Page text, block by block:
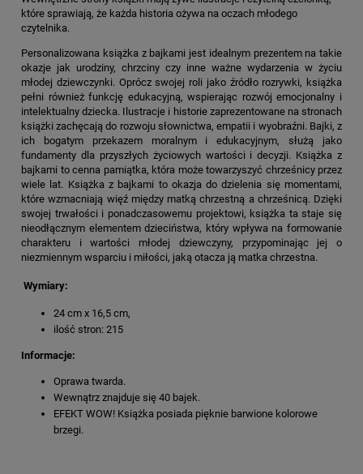
które sprawiają, że każda historia ożywa na oczach młodego
czytelnika.
Personalizowana książka z bajkami jest idealnym prezentem na takie
okazje jak urodziny, chrzciny czy inne ważne wydarzenia w życiu
młodej dziewczynki. Oprócz swojej roli jako źródło rozrywki, książka
pełni również funkcję edukacyjną, wspierając rozwój emocjonalny i
intelektualny dziecka. Ilustracje i historie zaprezentowane na stronach
książki zachęcają do rozwoju słownictwa, empatii i wyobraźni. Bajki, z
ich bogatym przekazem moralnym i edukacyjnym, służą jako
fundamenty dla przyszłych życiowych wartości i decyzji. Książka z
bajkami to cenna pamiątka, która może towarzyszyć chrześnicy przez
wiele lat. Książka z bajkami to okazja do dzielenia się momentami,
które wzmacniają więź między matką chrzestną a chrześnicą. Dzięki
swojej trwałości i ponadczasowemu projektowi, książka ta staje się
nieodłącznym elementem dzieciństwa, który wpływa na formowanie
charakteru i wartości młodej dziewczyny, przypominając jej o
niezmiennym wsparciu i miłości, jaką otacza ją matka chrzestna.
Wymiary:
24 cm x 16,5 cm,
ilość stron: 215
Informacje:
Oprawa twarda.
Wewnątrz znajduje się 40 bajek.
EFEKT WOW! Książka posiada pięknie barwione kolorowe
brzegi.